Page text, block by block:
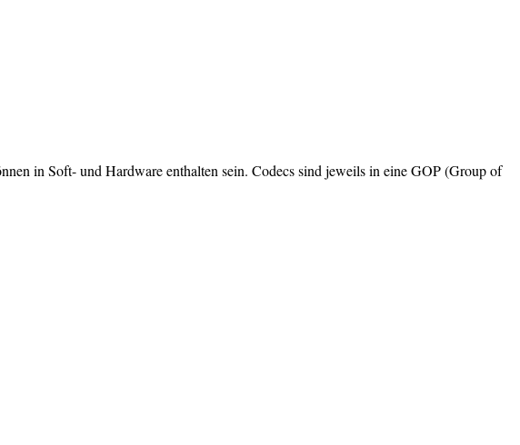
in Soft- und Hardware enthalten sein. Codecs sind jeweils in eine GOP (Group of